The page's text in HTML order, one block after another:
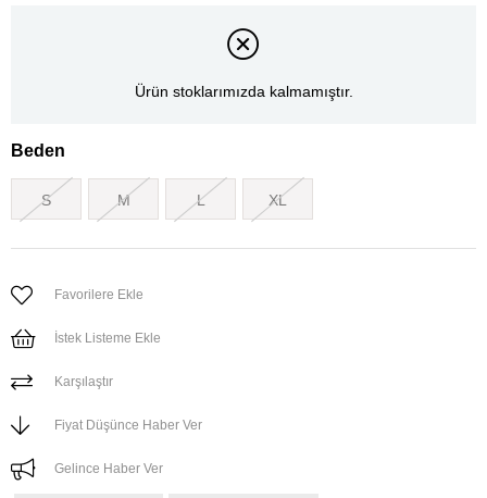
Ürün stoklarımızda kalmamıştır.
Beden
S M L XL
Favorilere Ekle
İstek Listeme Ekle
Karşılaştır
Fiyat Düşünce Haber Ver
Gelince Haber Ver